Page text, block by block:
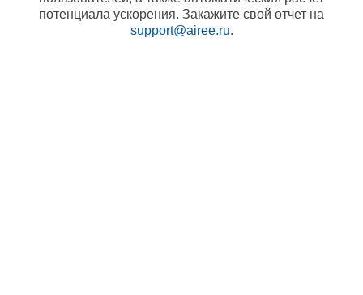
потенциала ускорения. Закажите свой отчет на
support@airee.ru.